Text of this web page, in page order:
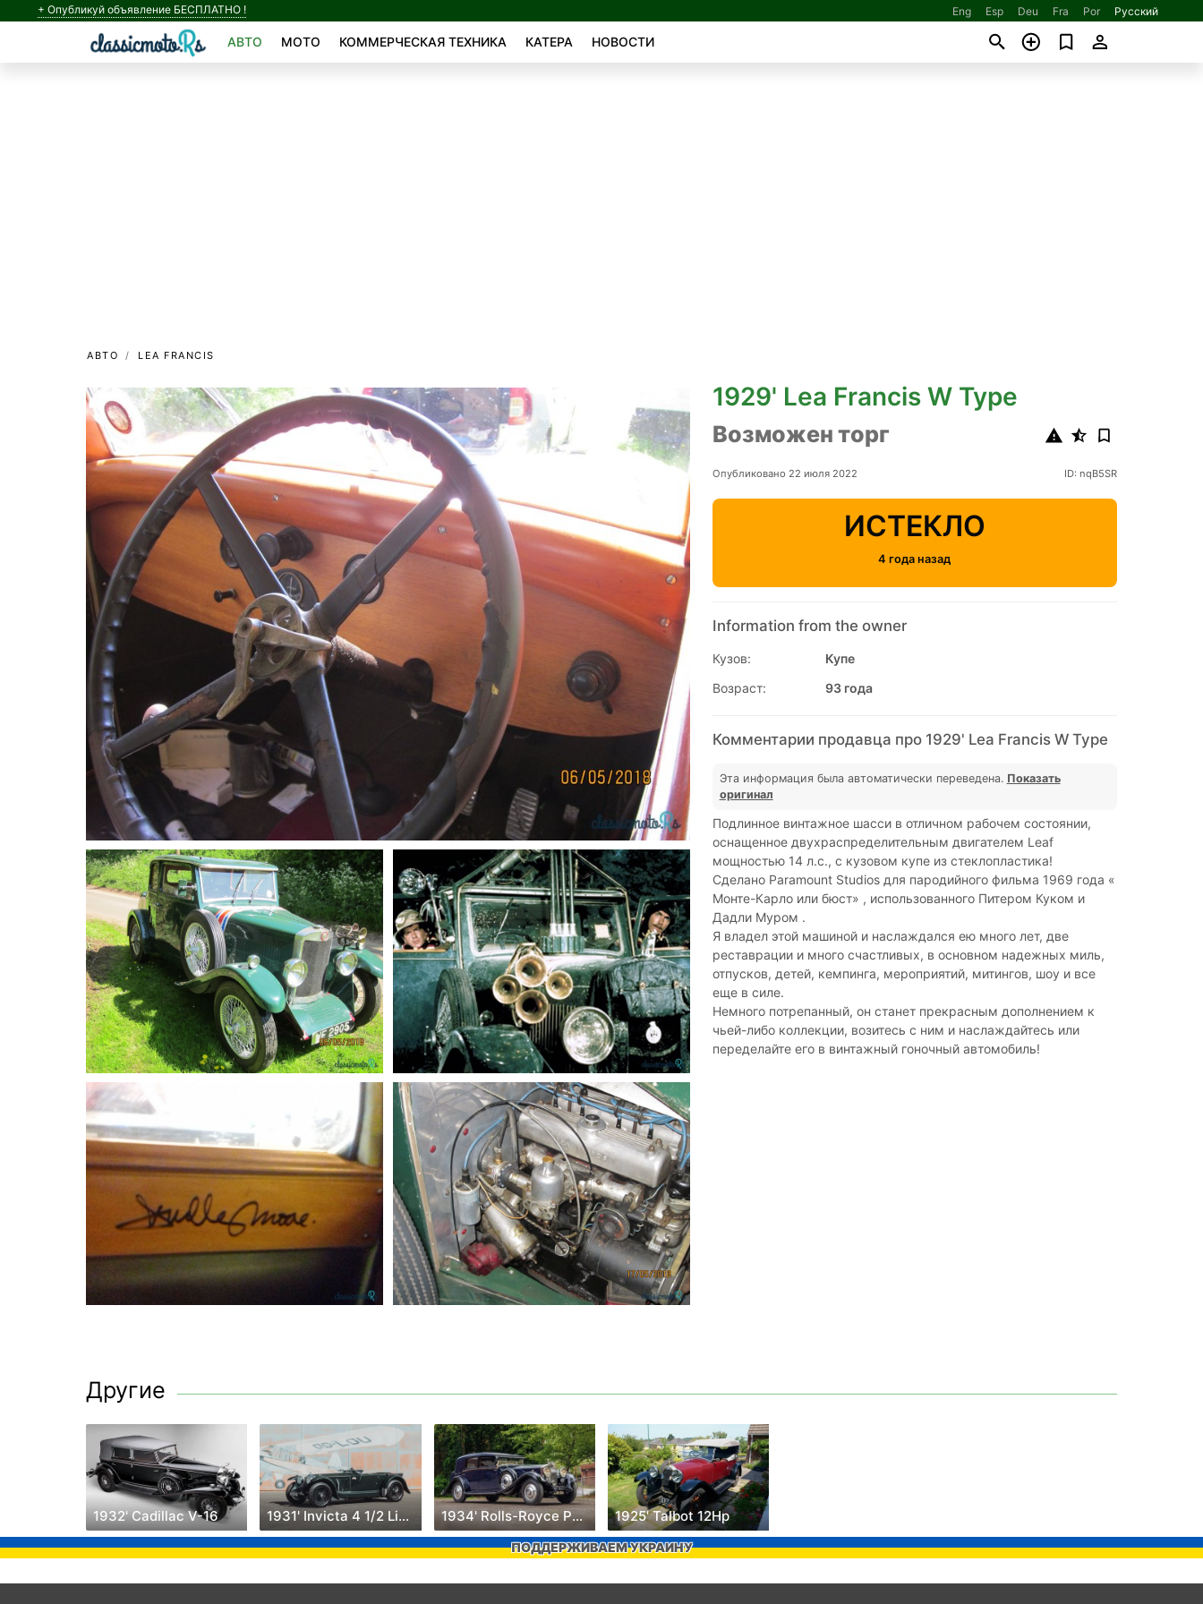
+ Опубликуй объявление БЕСПЛАТНО ! Eng Esp Deu Fra Por Русский
АВТО МОТО КОММЕРЧЕСКАЯ ТЕХНИКА КАТЕРА НОВОСТИ
АВТО LEA FRANCIS
1929' Lea Francis W Type
Возможен торг
Опубликовано 22 июля 2022 ID: nqB5SR
ИСТЕКЛО
4 года назад
Information from the owner
Кузов:
Купе
Возраст:
93 года
Комментарии продавца про 1929' Lea Francis W Type
Эта информация была автоматически переведена. Показать
оригинал
Подлинное винтажное шасси в отличном рабочем состоянии,
оснащенное двухраспределительным двигателем Leaf
мощностью 14 л.с., с кузовом купе из стеклопластика!
Сделано Paramount Studios для пародийного фильма 1969 года «
Монте-Карло или бюст» , использованного Питером Куком и
Дадли Муром .
Я владел этой машиной и наслаждался ею много лет, две
реставрации и много счастливых, в основном надежных миль,
отпусков, детей, кемпинга, мероприятий, митингов, шоу и все
еще в силе.
Немного потрепанный, он станет прекрасным дополнением к
чьей-либо коллекции, возитесь с ним и наслаждайтесь или
переделайте его в винтажный гоночный автомобиль!
Другие
1932' Cadillac V-16 1931' Invicta 4 1/2 Litre 1934' Rolls-Royce Phantom 1925' Talbot 12Hp
ПОДДЕРЖИВАЕМ УКРАИНУ